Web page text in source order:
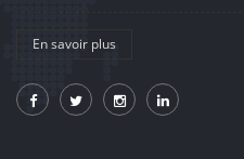
En savoir plus